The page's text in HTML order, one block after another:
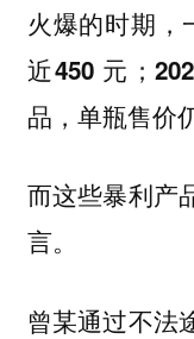
火爆的时期，
近450 元；
品，单瓶售价
而这些暴利产
言。
曾某通过不法